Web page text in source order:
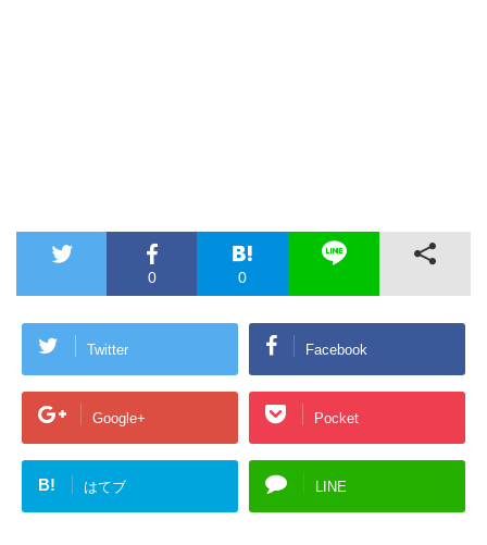
0 0
Twitter Facebook
Google+ Pocket
B! はてブ LINE